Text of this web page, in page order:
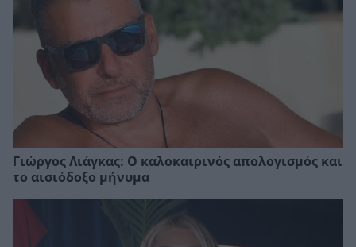
Γιώργος Λιάγκας: Ο καλοκαιρινός απολογισμός και
το αισιόδοξο μήνυμα